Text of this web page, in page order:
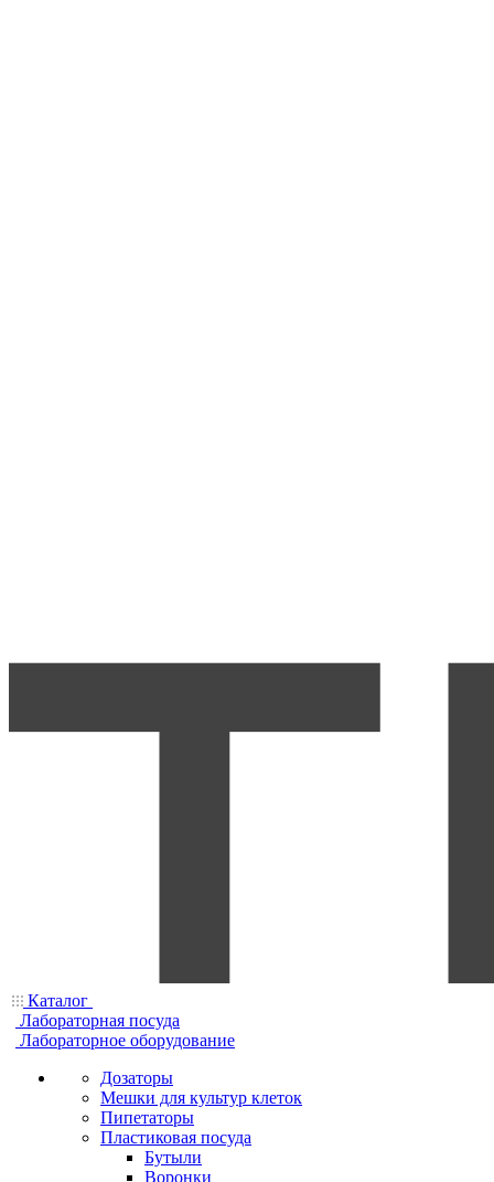
Каталог
Лабораторная посуда
Лабораторное оборудование
Дозаторы
Мешки для культур клеток
Пипетаторы
Пластиковая посуда
Бутыли
Воронки